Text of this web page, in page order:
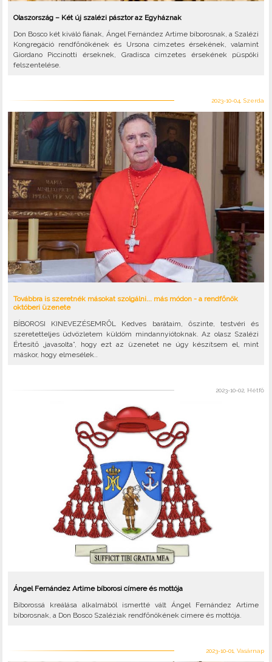
Olaszország – Két új szalézi pásztor az Egyháznak
Don Bosco két kiváló fiának, Ángel Fernández Artime bíborosnak, a Szalézi
Kongregáció rendfőnökének és Ursona címzetes érsekének, valamint
Giordano Piccinotti érseknek, Gradisca címzetes érsekének püspöki
felszentelése.
2023-10-04, Szerda
Továbbra is szeretnék másokat szolgálni... más módon - a rendfőnök
októberi üzenete
BÍBOROSI KINEVEZÉSEMRŐL Kedves barátaim, őszinte, testvéri és
szeretetteljes üdvözletem küldöm mindannyiótoknak. Az olasz Szalézi
Értesítő „javasolta”, hogy ezt az üzenetet ne úgy készítsem el, mint
máskor, hogy elmesélek..
2023-10-02, Hétfő
Ángel Fernández Artime bíborosi címere és mottója
Bíborossá kreálása alkalmából ismertté vált Ángel Fernández Artime
bíborosnak, a Don Bosco Szaléziak rendfőnökének címere és mottója.
2023-10-01, Vasárnap